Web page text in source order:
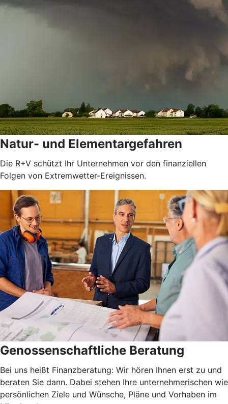
Natur- und Elementargefahren
Die R+V schützt Ihr Unternehmen vor den finanziellen
Folgen von Extremwetter-Ereignissen.
Genossenschaftliche Beratung
Bei uns heißt Finanzberatung: Wir hören Ihnen erst zu und
beraten Sie dann. Dabei stehen Ihre unternehmerischen wie
persönlichen Ziele und Wünsche, Pläne und Vorhaben im